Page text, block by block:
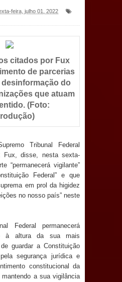
para convenção estadual
Sapé paga salários
trabalhado e injeta R$
na economia
de Sapé desenvolve ações
tamarindeiro e
Augusto dos
oxigênio do Estado
maneira inédita no mundo
temas polêmicos;
feira, julho 01, 2022
citados por Fux
de parcerias
do
que atuam
(Foto:
Tribunal Federal
Fux, disse, nesta sexta-
“permanecerá vigilante”
Federal” e que
em prol da higidez
no nosso país” neste
Federal permanecerá
à altura da sua mais
guardar a Constituição
segurança jurídica e
constitucional da
mantendo a sua vigilância